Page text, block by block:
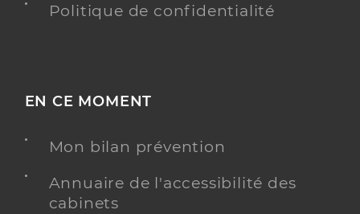
Politique de confidentialité
EN CE MOMENT
Mon bilan prévention
Annuaire de l'accessibilité des
cabinets